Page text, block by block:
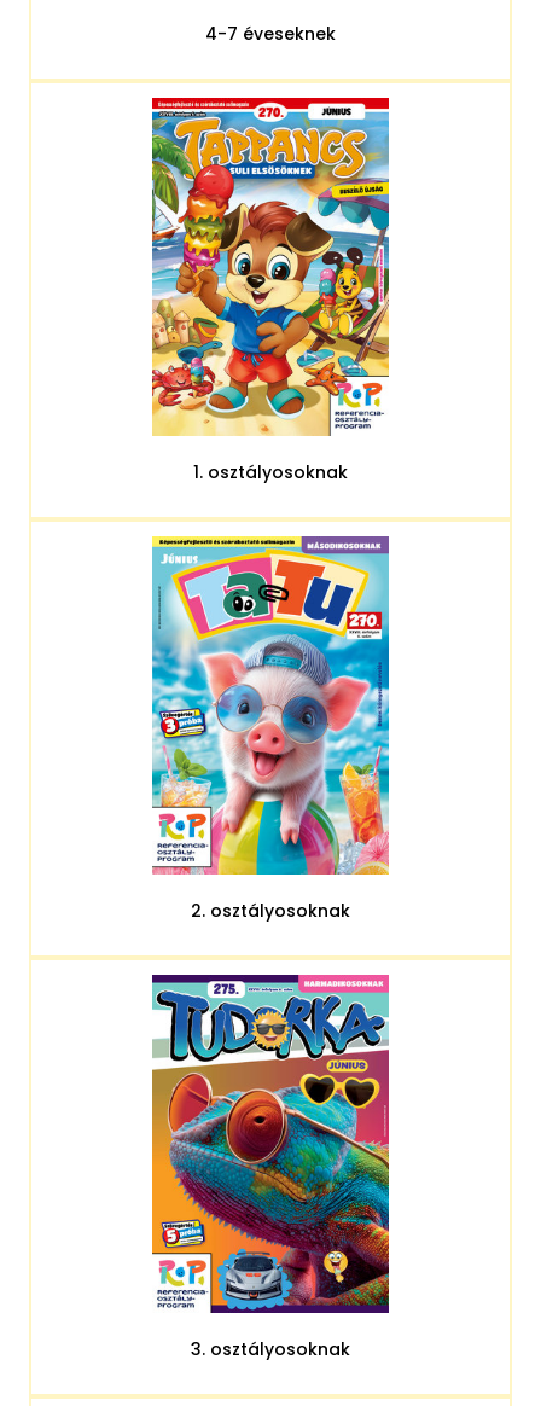
4-7 éveseknek
1. osztályosoknak
2. osztályosoknak
3. osztályosoknak